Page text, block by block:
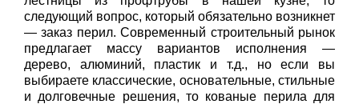
следующий вопрос, который обязательно возникнет
— заказ перил. Современный строительный рынок
предлагает массу вариантов исполнения —
дерево, алюминий, пластик и т.д., но если вы
выбираете классические, основательные, стильные
и долговечные решения, то кованые перила для